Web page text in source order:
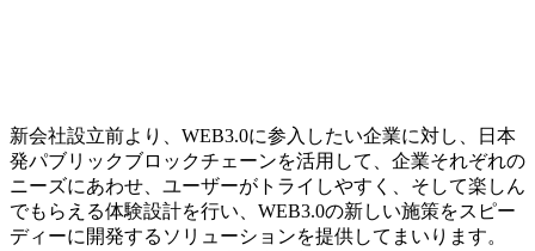
新会社設立前より、WEB3.0に参入したい企業に対し、日本
発パブリックブロックチェーンを活用して、企業それぞれの
ニーズにあわせ、ユーザーがトライしやすく、そして楽しん
でもらえる体験設計を行い、WEB3.0の新しい施策をスピー
ディーに開発するソリューションを提供してまいります。